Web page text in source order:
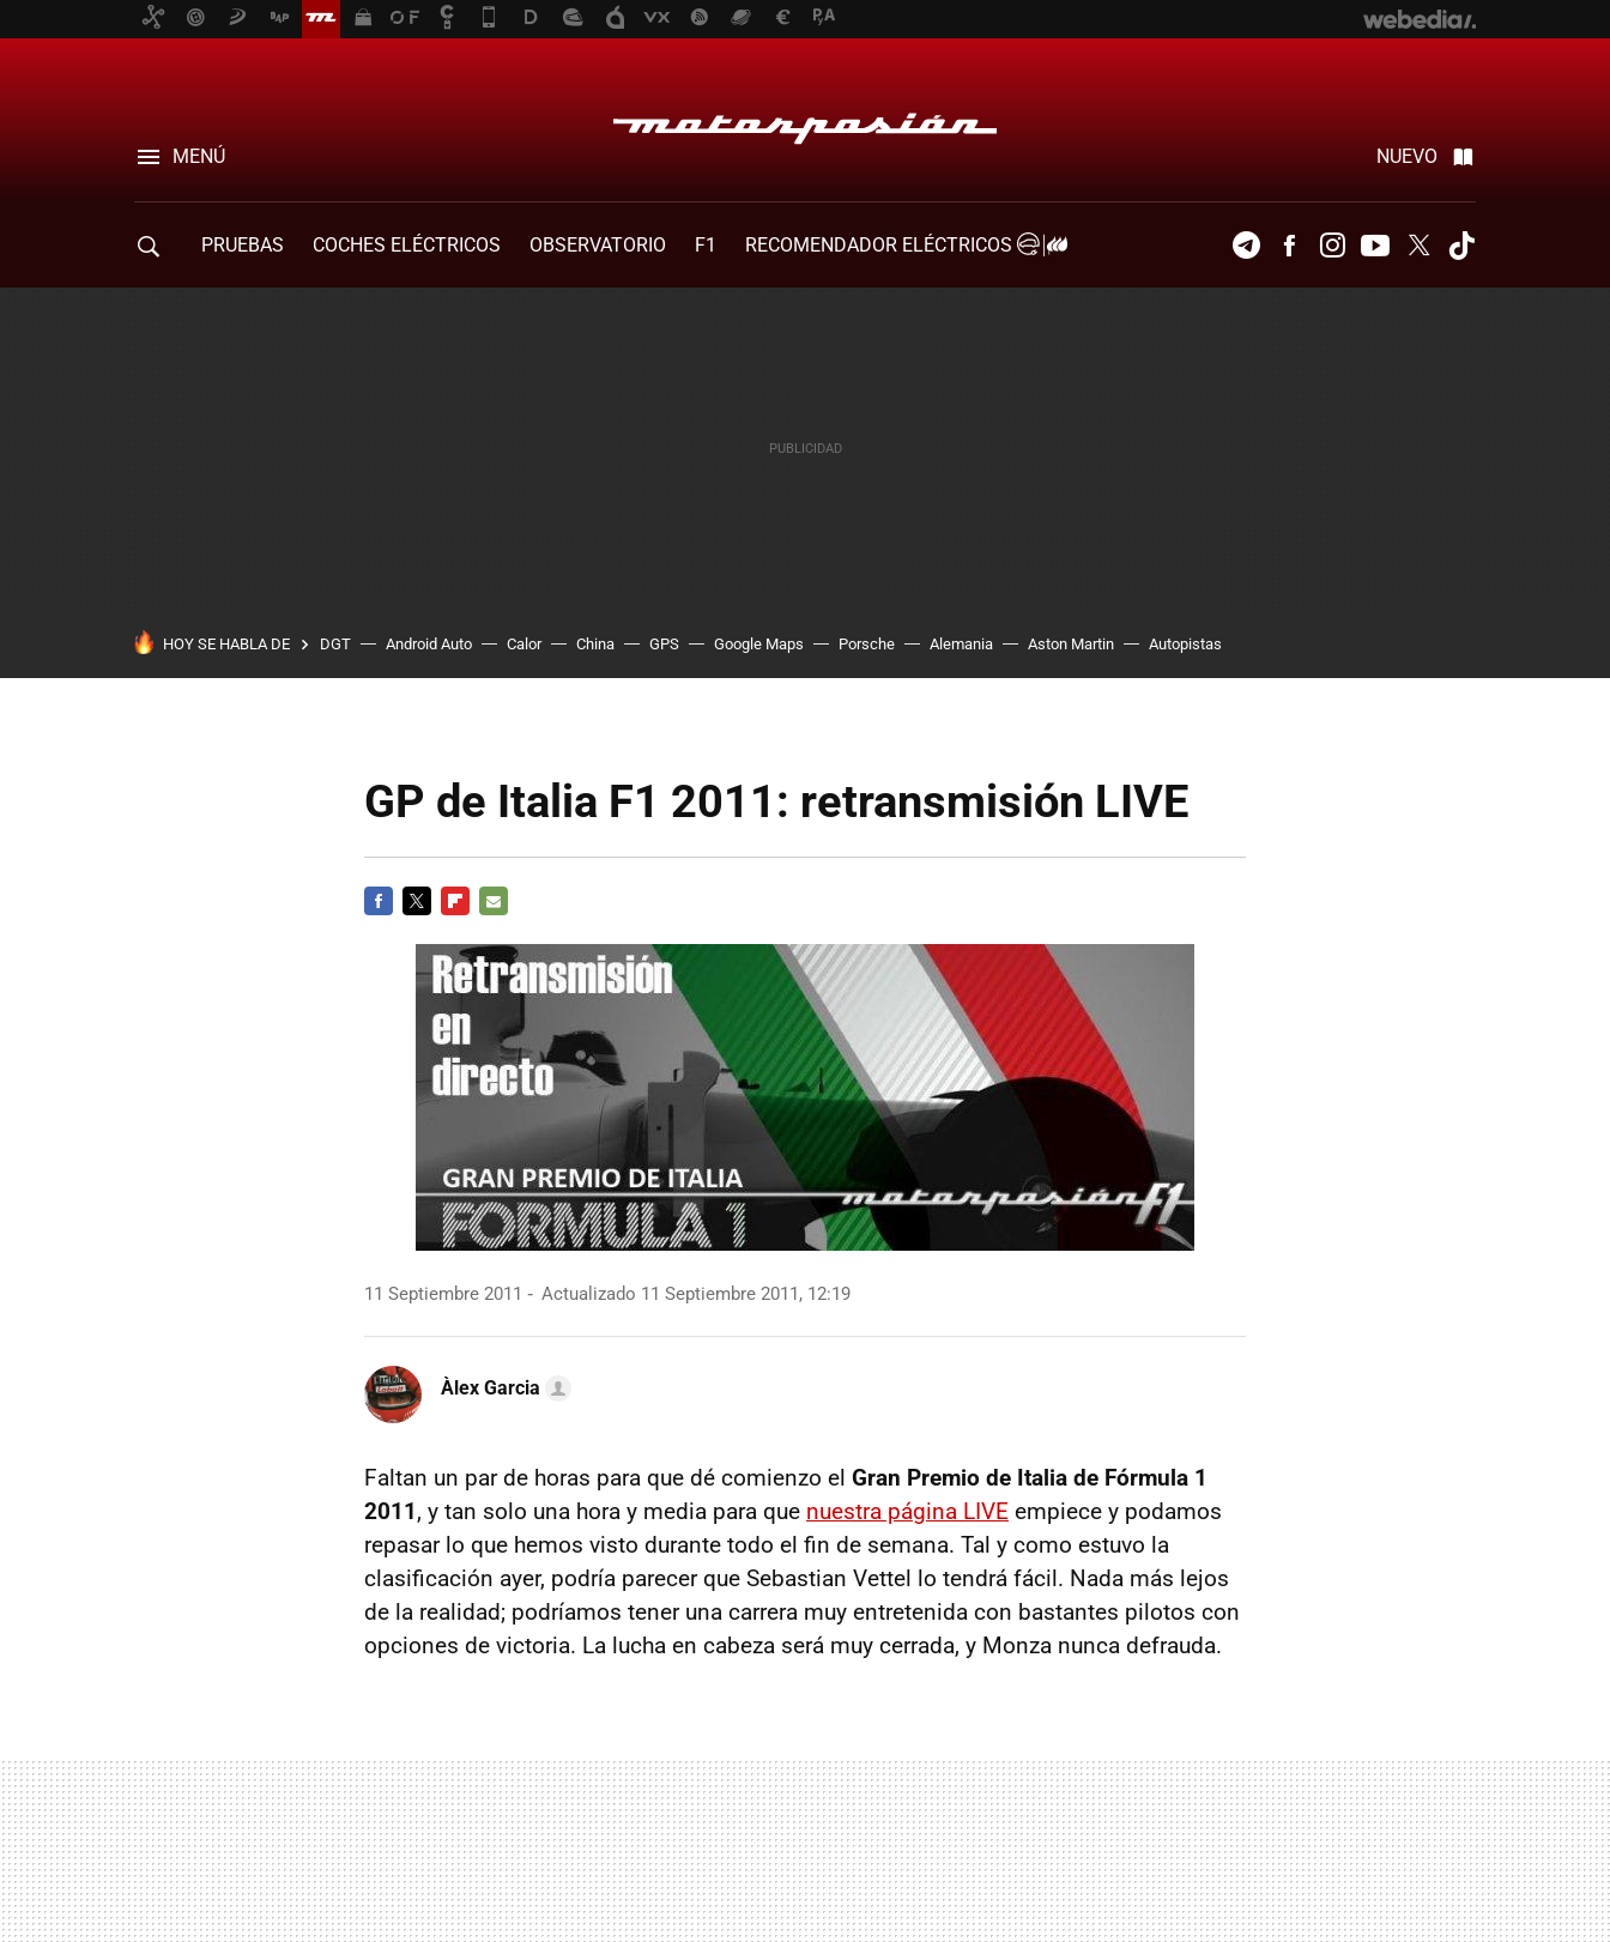
MENÚ NUEVO
PRUEBAS COCHES ELÉCTRICOS OBSERVATORIO F1
RECOMENDADOR ELÉCTRICOS
TelegramFacebookInstagramYoutubeTwitter
HOY SE HABLA DE DGT Android Auto Calor China GPS Google Maps Porsche Alemania Aston Martin Autopistas
GP de Italia F1 2011: retransmisión LIVE
MAIL
11 Septiembre 2011 Actualizado 11 Septiembre 2011, 12:19
Àlex Garcia
Faltan un par de horas para que dé comienzo el Gran Premio de Italia de Fórmula 1
2011, y tan solo una hora y media para que nuestra página LIVE empiece y podamos
repasar lo que hemos visto durante todo el fin de semana. Tal y como estuvo la
clasificación ayer, podría parecer que Sebastian Vettel lo tendrá fácil. Nada más lejos
de la realidad; podríamos tener una carrera muy entretenida con bastantes pilotos con
opciones de victoria. La lucha en cabeza será muy cerrada, y Monza nunca defrauda.